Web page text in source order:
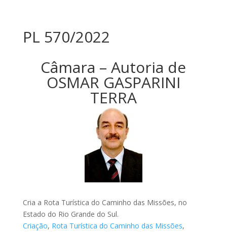
PL 570/2022
Câmara – Autoria de
OSMAR GASPARINI
TERRA
Cria a Rota Turística do Caminho das Missões, no
Estado do Rio Grande do Sul.
Criação, Rota Turística do Caminho das Missões,